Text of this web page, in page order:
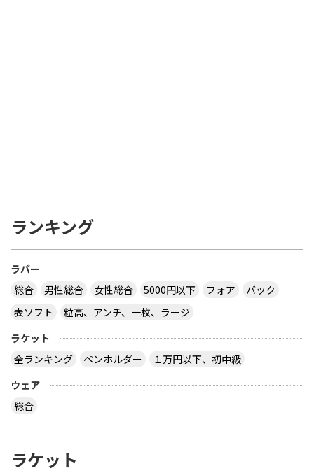
ランキング
ラバー
総合
男性総合 女性総合 5000円以下 フォア
バック
表ソフト
粒高、アンチ、一枚、ラージ
ラケット
全ランキング
ペンホルダー
１万円以下、初中級
ウェア
総合
ラケット